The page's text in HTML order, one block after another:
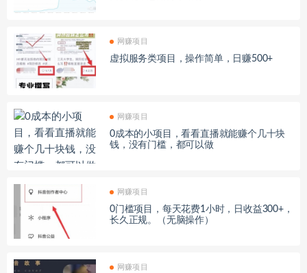
网赚项目
虚拟服务类项目，操作简单，日赚500+
网赚项目
0成本的小项目，看看直播就能赚个几十块
钱，没有门槛，都可以做
网赚项目
0门槛项目，每天花费1小时，日收益300+，
长久正规。（无脑操作）
网赚项目